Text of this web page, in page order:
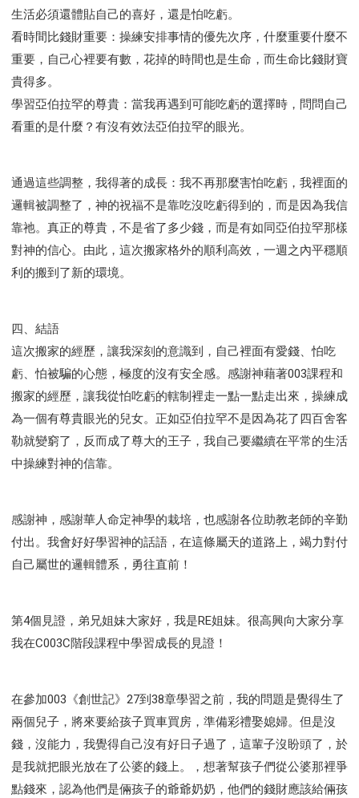
生活必須還體貼自己的喜好，還是怕吃虧。
看時間比錢財重要：操練安排事情的優先次序，什麼重要什麼不
重要，自己心裡要有數，花掉的時間也是生命，而生命比錢財寶
貴得多。
學習亞伯拉罕的尊貴：當我再遇到可能吃虧的選擇時，問問自己
看重的是什麼？有沒有效法亞伯拉罕的眼光。
通過這些調整，我得著的成長：我不再那麼害怕吃虧，我裡面的
邏輯被調整了，神的祝福不是靠吃沒吃虧得到的，而是因為我信
靠祂。真正的尊貴，不是省了多少錢，而是有如同亞伯拉罕那樣
對神的信心。由此，這次搬家格外的順利高效，一週之內平穩順
利的搬到了新的環境。
四、結語
這次搬家的經歷，讓我深刻的意識到，自己裡面有愛錢、怕吃
虧、怕被騙的心態，極度的沒有安全感。感謝神藉著003課程和
搬家的經歷，讓我從怕吃虧的轄制裡走一點一點走出來，操練成
為一個有尊貴眼光的兒女。正如亞伯拉罕不是因為花了四百舍客
勒就變窮了，反而成了尊大的王子，我自己要繼續在平常的生活
中操練對神的信靠。
感謝神，感謝華人命定神學的栽培，也感謝各位助教老師的辛勤
付出。我會好好學習神的話語，在這條屬天的道路上，竭力對付
自己屬世的邏輯體系，勇往直前！
第4個見證，弟兄姐妹大家好，我是RE姐妹。很高興向大家分享
我在C003C階段課程中學習成長的見證！
在參加003《創世記》27到38章學習之前，我的問題是覺得生了
兩個兒子，將來要給孩子買車買房，準備彩禮娶媳婦。但是沒
錢，沒能力，我覺得自己沒有好日子過了，這輩子沒盼頭了，於
是我就把眼光放在了公婆的錢上。，想著幫孩子們從公婆那裡爭
點錢來，認為他們是倆孩子的爺爺奶奶，他們的錢財應該給倆孩